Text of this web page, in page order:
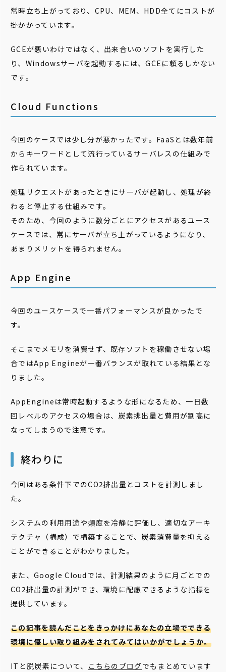
常時立ち上がっており、CPU、MEM、HDD全てにコストが
掛かかっています。
GCEが悪いわけではなく、出来合いのソフトを実行した
り、Windowsサーバを起動するには、GCEに頼るしかない
です。
Cloud Functions
今回のケースでは少し分が悪かったです。FaaSとは数年前
からキーワードとして流行っているサーバレスの仕組みで
作られています。
処理リクエストがあったときにサーバが起動し、処理が終
わると停止する仕組みです。
そのため、今回のように数分ごとにアクセスがあるユース
ケースでは、常にサーバが立ち上がっているようになり、
あまりメリットを得られません。
App Engine
今回のユースケースで一番パフォーマンスが良かったで
す。
そこまでメモリを消費せず、既存ソフトを稼働させない場
合ではApp Engineが一番バランスが取れている結果とな
りました。
AppEngineは常時起動するような形になるため、一日数
回レベルのアクセスの場合は、炭素排出量と費用が割高に
なってしまうので注意です。
終わりに
今回はある条件下でのCO2排出量とコストを計測しまし
た。
システムの利用用途や頻度を冷静に評価し、適切なアーキ
テクチャ（構成）で構築することで、炭素消費量を抑える
ことができることがわかりました。
また、Google Cloudでは、計測結果のように月ごとでの
CO2排出量の計測ができ、環境に配慮できるような指標を
提供しています。
この記事を読んだことをきっかけにあなたの立場でできる
環境に優しい取り組みをされてみてはいかがでしょうか。
ITと脱炭素について、 こちらのブログでもまとめています